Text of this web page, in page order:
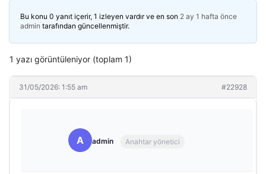
Bu konu 0 yanıt içerir, 1 izleyen vardır ve en son 2 ay 1 hafta önce
admin tarafından güncellenmiştir.
1 yazı görüntüleniyor (toplam 1)
31/05/2026: 1:55 am #22928
A admin Anahtar yönetici